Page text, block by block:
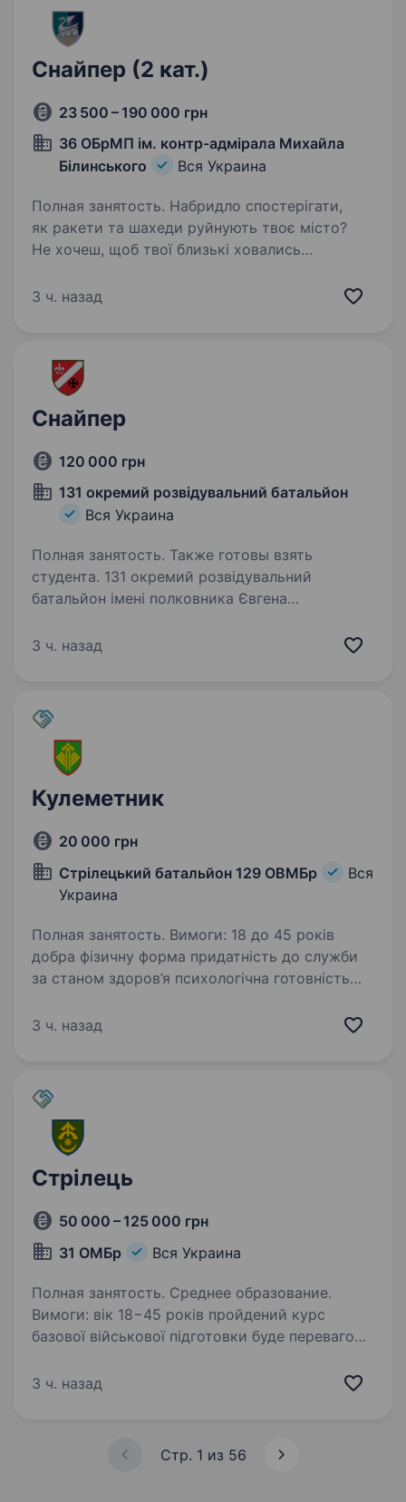
Снайпер (2 кат.)
23 500 – 190 000 грн
36 ОБрМП ім. контр-адмірала Михайла
Білинського
Вся Украина
Полная занятость. Набридло спостерігати,
як ракети та шахеди руйнують твоє місто?
Не хочеш, щоб твої близькі ховались
десь у Польщі? Втомився перевіряти у ТГ-
3 ч. назад
Снайпер
120 000 грн
131 окремий розвідувальний батальйон
Вся Украина
Полная занятость. Также готовы взять
студента. 131 окремий розвідувальний
батальйон імені полковника Євгена
рівня у складі оперативного командування
3 ч. назад
Кулеметник
20 000 грн
Cтрілецький батальйон 129 ОВМБр
Вся
Украина
Полная занятость. Вимоги: 18 до 45 років
добра фізичну форма придатність до служби
за станом здоров’я психологічна готовність
мобілізація до кінця воєнного стану або
3 ч. назад
Стрілець
50 000 – 125 000 грн
31 ОМБр
Вся Украина
Полная занятость. Среднее образование.
Вимоги: вік 18−45 років пройдений курс
базової військової підготовки буде перевагою
здоров’я та морально-психологічними
3 ч. назад
Стр. 1 из 56